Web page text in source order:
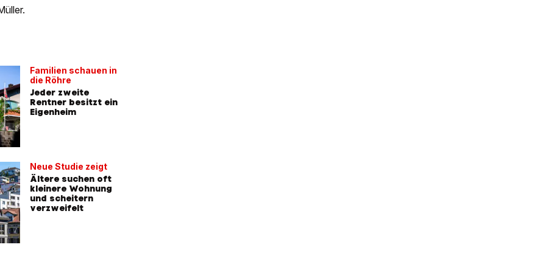
Familien schauen in
die Röhre
Jeder zweite
Rentner besitzt ein
Eigenheim
Neue Studie zeigt
Ältere suchen oft
kleinere Wohnung
und scheitern
verzweifelt